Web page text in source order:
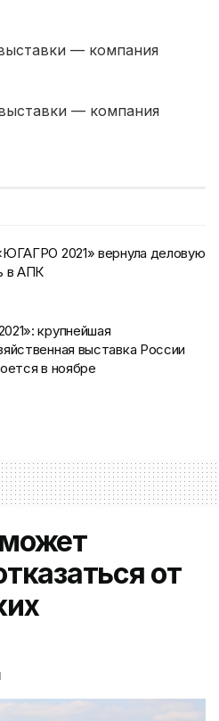
— компания
— компания
2021» вернула деловую
в АПК
крупнейшая
выставка России
в ноябре
от